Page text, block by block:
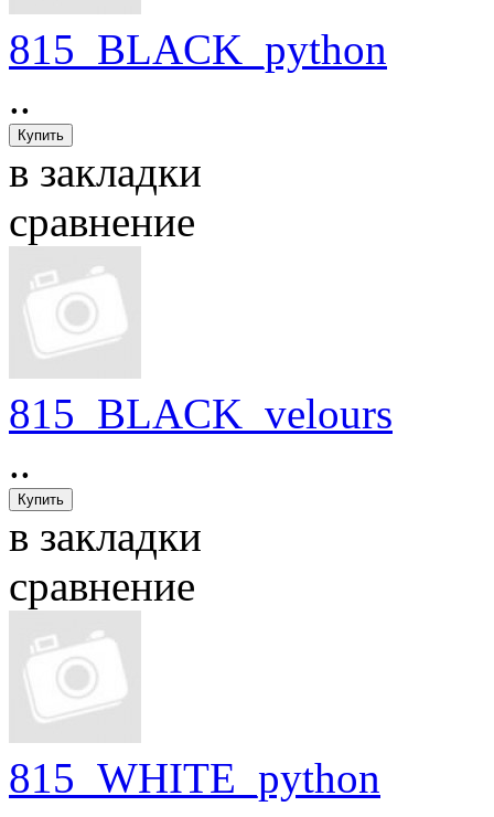
815_BLACK_python
..
в закладки
сравнение
815_BLACK_velours
..
в закладки
сравнение
815_WHITE_python